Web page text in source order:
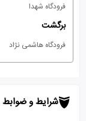
فرودگاه شهدا
برگشت
فرودگاه هاشمی نژاد
شرایط و ضوابط